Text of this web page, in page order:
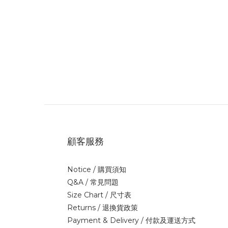
顧客服務
Notice / 購買須知
Q&A / 常見問題
Size Chart / 尺寸表
Returns / 退換貨政策
Payment & Delivery / 付款及運送方式